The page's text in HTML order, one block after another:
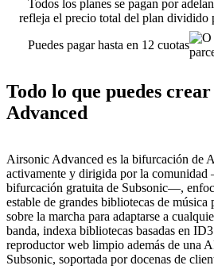
Todos los planes se pagan por
refleja el precio total del plan dividido
Puedes pagar hasta en 12 cuotas
Todo lo que puedes
Advanced
Airsonic Advanced es la bifurcación de
activamente y dirigida por la comunidad
bifurcación gratuita de Subsonic—,
estable de grandes bibliotecas de música
sobre la marcha para adaptarse a
banda, indexa bibliotecas basadas en
reproductor web limpio además de una
Subsonic, soportada por docenas de